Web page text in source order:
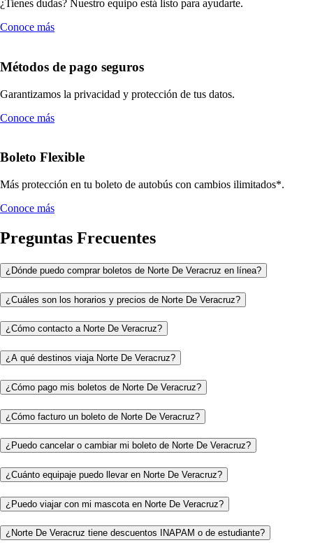
¿Tienes dudas? Nuestro equipo está listo para ayudarte.
Conoce más
Métodos de pago seguros
Garantizamos la privacidad y protección de tus datos.
Conoce más
Boleto Flexible
Más protección en tu boleto de autobús con cambios ilimitados*.
Conoce más
Preguntas Frecuentes
¿Dónde puedo comprar boletos de Norte De Veracruz en línea?
¿Cuáles son los horarios y precios de Norte De Veracruz?
¿Cómo contacto a Norte De Veracruz?
¿A qué destinos viaja Norte De Veracruz?
¿Cómo pago mis boletos de Norte De Veracruz?
¿Cómo facturo un boleto de Norte De Veracruz?
¿Puedo cancelar o cambiar mi boleto de Norte De Veracruz?
¿Cuánto equipaje puedo llevar en Norte De Veracruz?
¿Puedo viajar con mi mascota en Norte De Veracruz?
¿Norte De Veracruz tiene descuentos INAPAM o de estudiante?